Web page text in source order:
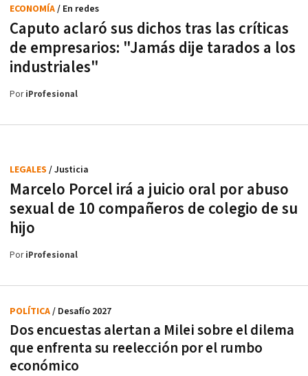
Caputo aclaró sus dichos tras las críticas
de empresarios: "Jamás dije tarados a los
industriales"
ECONOMÍA/ En redes
PoriProfesional
Marcelo Porcel irá a juicio oral por abuso
sexual de 10 compañeros de colegio de su
hijo
LEGALES / Justicia
PoriProfesional
Dos encuestas alertan a Milei sobre el dilema
que enfrenta su reelección por el rumbo
económico
POLÍTICA/ Desafío 2027